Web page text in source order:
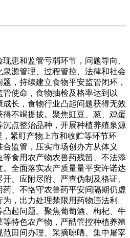
和监管亏弱环节，问题导向、
源管理、过程管控、法律和社会
，持续建立食物平安监管闭环，
使命，食物抽检及格率达到以
成长，食物行业凸起问题获得无效
不竭提拔。聚焦豇豆、葱、鸡蛋
点整治品种，开展种植养殖泉源
紧盯产物上市和收贮等环节环
监管，压实市场创办方从体义
食用农产物农兽药残留、不法添
全面落实农产质量量平安许诺达
、应附尽附、严查伪制及格证、
、不恪守农兽药平安间隔期仍虚
，出力处理禁限用药物违法利
起问题。聚焦葡萄酒、枸杞、牛
特色农产物，严酷管控种植养殖
田间办理、采摘晾晒、集中屠宰